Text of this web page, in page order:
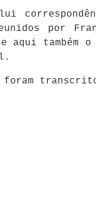
por
aqui
foram